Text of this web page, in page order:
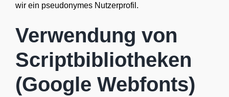
wir ein pseudonymes Nutzerprofil.
Verwendung von
Scriptbibliotheken
(Google Webfonts)